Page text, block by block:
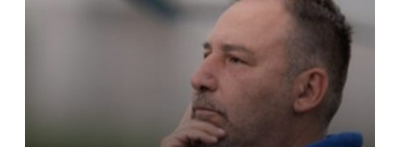
Carica la tua Rosa